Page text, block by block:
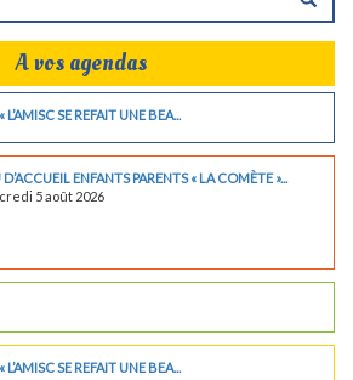
A vos agendas
SE REFAIT UNE BEA...
D’ACCUEIL ENFANTS PARENTS « LA COMÈTE »...
5 août 2026
SE REFAIT UNE BEA...